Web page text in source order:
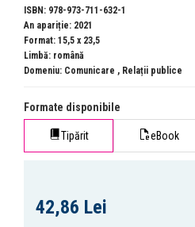
ISBN: 978-973-711-632-1
An apariție: 2021
Format: 15,5 x 23,5
Limbă: română
Domeniu: Comunicare , Relații publice
Formate disponibile
Tipărit eBook
42,86 Lei